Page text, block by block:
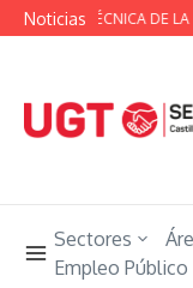
Saltar al contenido
Noticias
MESA TÉCNICA DE LA
Sectores
Empleo Público